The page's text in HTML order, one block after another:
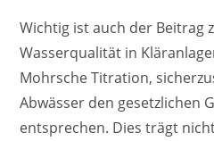
Wichtig ist auch der Beitrag
Wasserqualität in
Mohrsche Titration,
Abwässer den gesetzlichen
entsprechen. Dies trägt